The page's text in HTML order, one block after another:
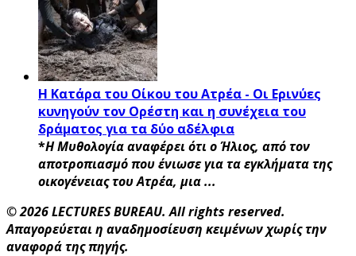
Η Κατάρα του Οίκου του Ατρέα - Οι Ερινύες
κυνηγούν τον Ορέστη και η συνέχεια του
δράματος για τα δύο αδέλφια
*Η Μυθολογία αναφέρει ότι ο Ήλιος, από τον
αποτροπιασμό που ένιωσε για τα εγκλήματα της
οικογένειας του Ατρέα, μια ...
© 2026 LECTURES BUREAU. All rights reserved.
Απαγορεύεται η αναδημοσίευση κειμένων χωρίς την
αναφορά της πηγής.